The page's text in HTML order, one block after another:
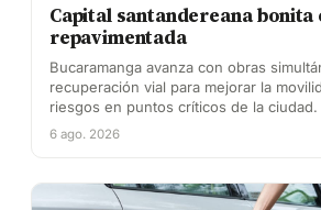
Capital santandereana bonita
repavimentada
Bucaramanga avanza con obras
recuperación vial para mejorar la
riesgos en puntos críticos de la ciudad.
6 ago. 2026